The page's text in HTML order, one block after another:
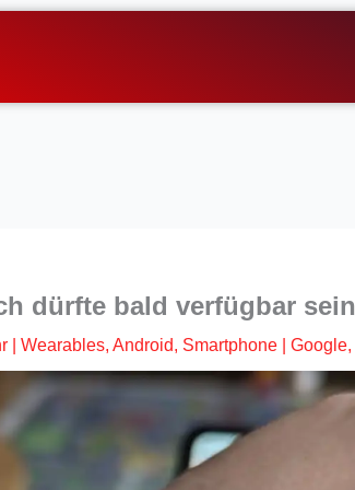
dürfte bald verfügbar sein
| Wearables, Android, Smartphone| Google,